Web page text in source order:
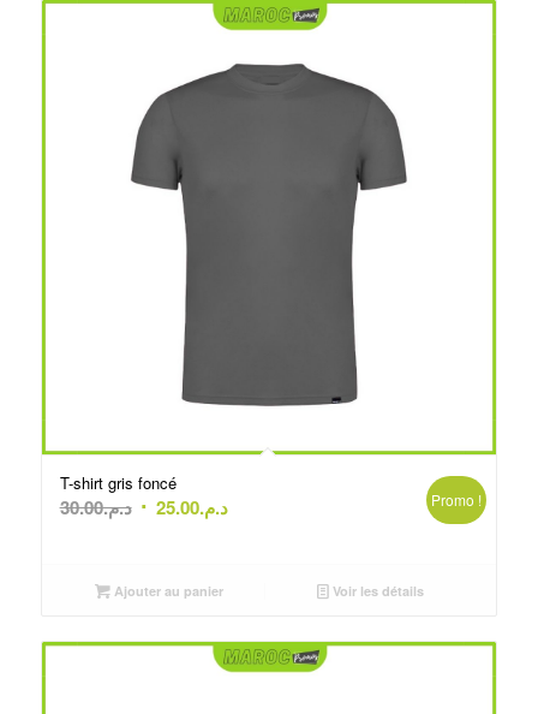
T-shirt gris foncé
د.م.30.00
Le
était :
د.م.25.00
Le
Promo !
Ajouter au panier Voir les détails